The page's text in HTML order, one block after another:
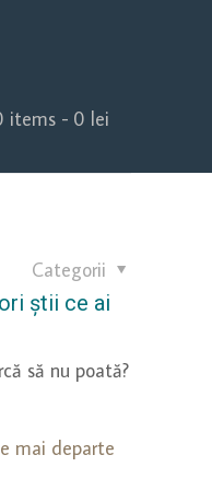
items 0 lei
Categorii
știi ce ai
să nu poată?
mai departe